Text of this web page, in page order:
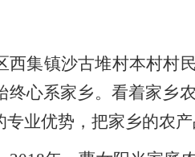
西集镇沙古堆村本村村
心系家乡。看着家乡
业优势，把家乡的农产